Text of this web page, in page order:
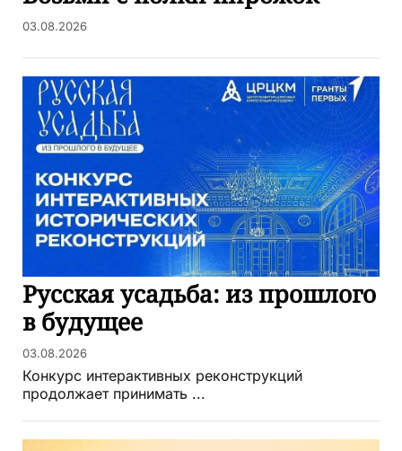
03.08.2026
Русская усадьба: из прошлого
в будущее
03.08.2026
Конкурс интерактивных реконструкций
продолжает принимать ...